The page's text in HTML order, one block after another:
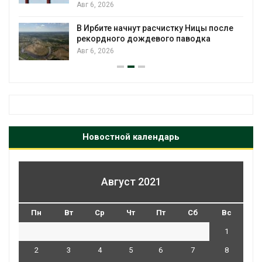
Авг 6, 2026
В Ирбите начнут расчистку Ницы после
рекордного дождевого паводка
Авг 6, 2026
Новостной календарь
Август 2021
Пн Вт Ср Чт Пт Сб Вс
1
2 3 4 5 6 7 8